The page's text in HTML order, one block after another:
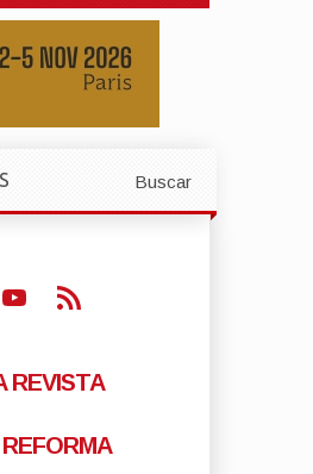
»
Buscar
Youtube
Feed RSS
REVISTA